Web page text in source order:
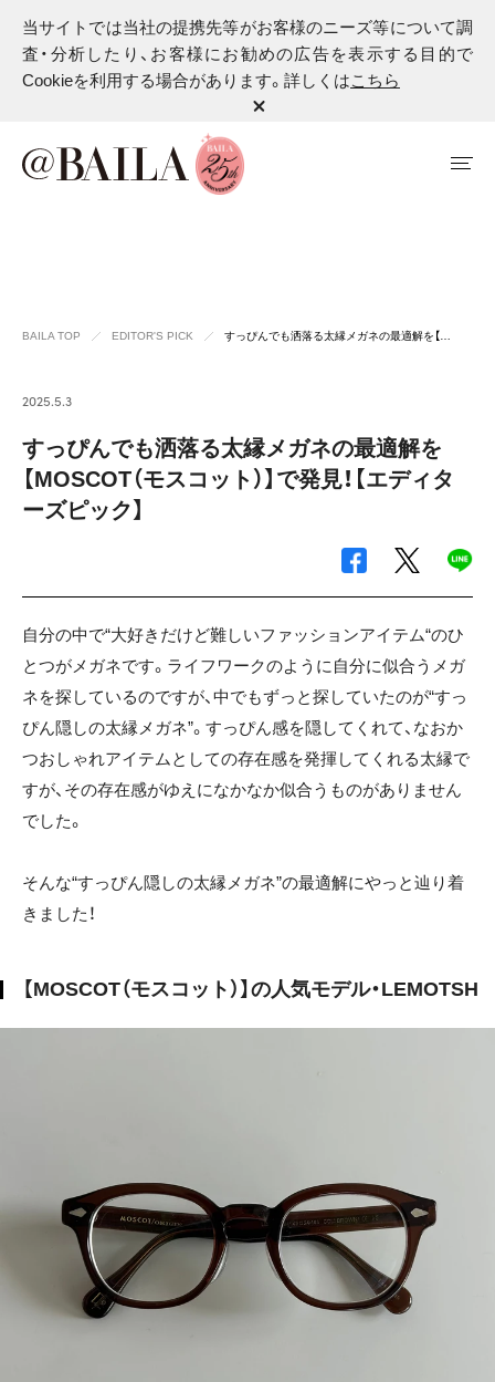
当サイトでは当社の提携先等がお客様のニーズ等について調
査・分析したり、お客様にお勧めの広告を表示する目的で
Cookieを利用する場合があります。詳しくはこちら
BAILA TOP EDITOR'S PICK すっぴんでも洒落る太縁メガネの最適解を【…
2025.5.3
すっぴんでも洒落る太縁メガネの最適解を
【MOSCOT（モスコット）】で発見！【エディタ
ーズピック】
自分の中で“大好きだけど難しいファッションアイテム“のひ
とつがメガネです。ライフワークのように自分に似合うメガ
ネを探しているのですが、中でもずっと探していたのが“すっ
ぴん隠しの太縁メガネ”。すっぴん感を隠してくれて、なおか
つおしゃれアイテムとしての存在感を発揮してくれる太縁で
すが、その存在感がゆえになかなか似合うものがありません
でした。
そんな“すっぴん隠しの太縁メガネ”の最適解にやっと辿り着
きました！
【MOSCOT（モスコット）】の人気モデル・LEMOTSH